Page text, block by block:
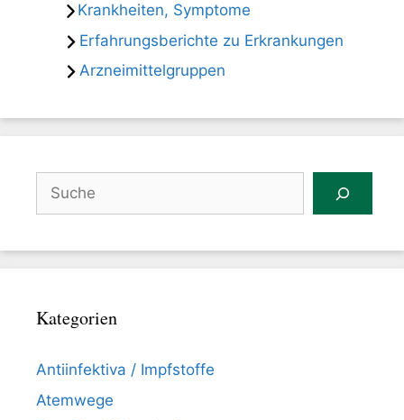
Krankheiten, Symptome
Erfahrungsberichte zu Erkrankungen
Arzneimittelgruppen
Suchen
Kategorien
Antiinfektiva / Impfstoffe
Atemwege